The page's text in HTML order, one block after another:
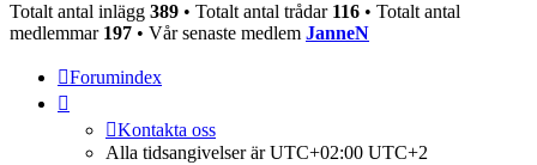
Totalt antal inlägg 389 • Totalt antal trådar 116 • Totalt antal
medlemmar 197 • Vår senaste medlem JanneN
Forumindex
Kontakta oss
Alla tidsangivelser är UTC+02:00 UTC+2